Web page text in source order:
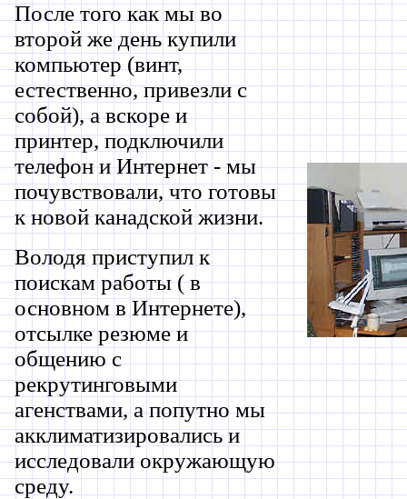
После того как мы во
второй же день купили
компьютер (винт,
естественно, привезли с
собой), а вскоре и
принтер, подключили
телефон и Интернет - мы
почувствовали, что готовы
к новой канадской жизни.
Володя приступил к
поискам работы ( в
основном в Интернете),
отсылке резюме и
общению с
рекрутинговыми
агенствами, а попутно мы
акклиматизировались и
исследовали окружающую
среду.